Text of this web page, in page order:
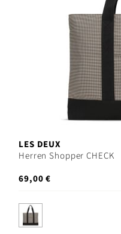
LES DEUX
Herren Shopper CHECK
69,00 €